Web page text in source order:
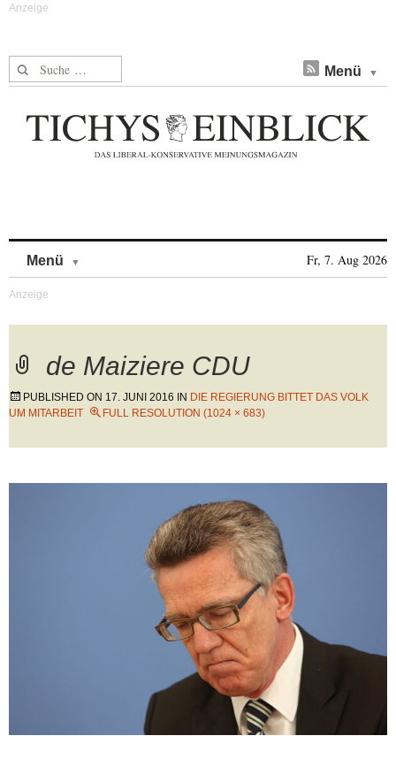
Suche nach: Menü
Menü Fr, 7. Aug 2026
de Maiziere CDU
PUBLISHED ON 17. JUNI 2016 IN DIE REGIERUNG BITTET DAS VOLK
UM MITARBEIT
FULL RESOLUTION (1024 × 683)